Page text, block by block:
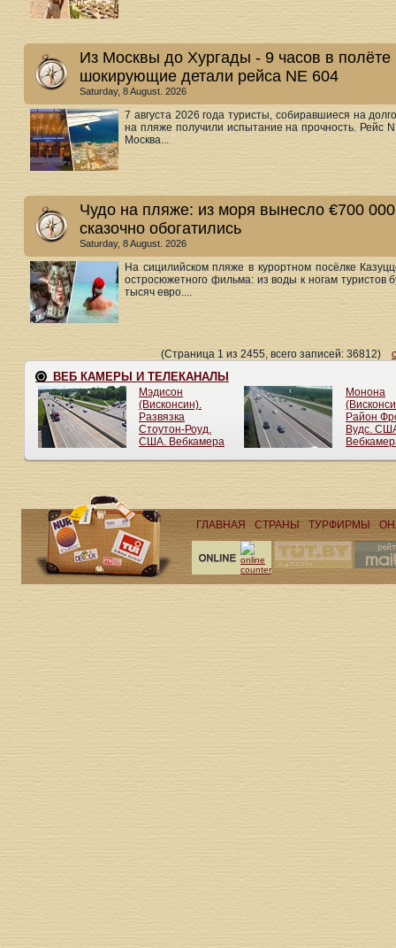
Из Москвы до Хургады - 9 часов в полёте
шокирующие детали рейса NE 604
Saturday, 8 August. 2026
7 августа 2026 года туристы, собиравшиеся на
на пляже получили испытание на прочность. Рейс
Москва...
Чудо на пляже: из моря вынесло €700
сказочно обогатились
Saturday, 8 August. 2026
На сицилийском пляже в курортном посёлке
остросюжетного фильма: из воды к ногам
тысяч евро....
(Страница 1 из 2455, всего записей: 36812)
ГЛАВНАЯ СТРАНЫ ТУРФИРМЫ